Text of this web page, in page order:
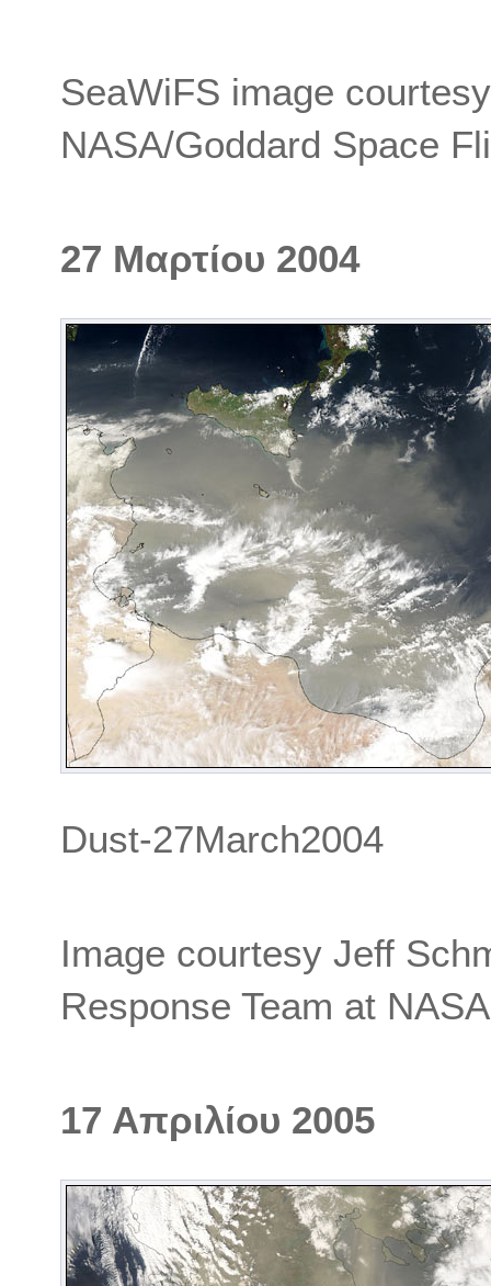
SeaWiFS image
NASA/Goddard Space
27 Μαρτίου 2004
Dust-27March2004
Image courtesy Jeff
Response Team at
17 Απριλίου 2005